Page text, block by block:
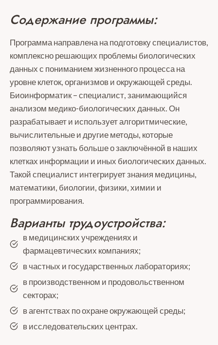
Содержание программы:
Программа направлена на подготовку специалистов,
комплексно решающих проблемы биологических
данных с пониманием жизненного процесса на
уровне клеток, организмов и окружающей среды.
Биоинформатик – специалист, занимающийся
анализом медико-биологических данных. Он
разрабатывает и использует алгоритмические,
вычислительные и другие методы, которые
позволяют узнать больше о заключённой в наших
клетках информации и иных биологических данных.
Такой специалист интегрирует знания медицины,
математики, биологии, физики, химии и
программирования.
Варианты трудоустройства:
в медицинских учреждениях и
фармацевтических компаниях;
в частных и государственных лабораториях;
в производственном и продовольственном
секторах;
в агентствах по охране окружающей среды;
в исследовательских центрах.